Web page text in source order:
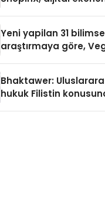
Yeni yapilan 31
araştırmaya göre,
Sindirildiğini Ortaya
Bhaktawer:
hukuk Filistin